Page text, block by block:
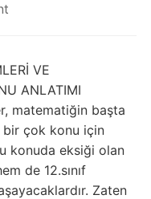
VE
ANLATIMI
matematiğin başta
çok konu için
konuda eksiği olan
de 12.sınıf
Zaten